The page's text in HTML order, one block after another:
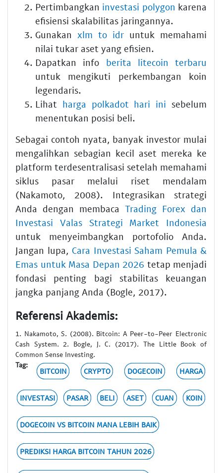
Pertimbangkan investasi polygon karena
efisiensi skalabilitas jaringannya.
Gunakan xlm to idr untuk memahami
nilai tukar aset yang efisien.
Dapatkan info berita litecoin terbaru
untuk mengikuti perkembangan koin
legendaris.
Lihat harga polkadot hari ini sebelum
menentukan posisi beli.
Sebagai contoh nyata, banyak investor mulai
mengalihkan sebagian kecil aset mereka ke
platform terdesentralisasi setelah memahami
siklus pasar melalui riset mendalam
(Nakamoto, 2008). Integrasikan strategi
Anda dengan membaca Trading Forex dan
Investasi Valas Strategi Market Indonesia
untuk menyeimbangkan portofolio Anda.
Jangan lupa, Cara Investasi Saham Pemula &
Emas untuk Masa Depan 2026 tetap menjadi
fondasi penting bagi stabilitas keuangan
jangka panjang Anda (Bogle, 2017).
Referensi Akademis:
1. Nakamoto, S. (2008). Bitcoin: A Peer-to-Peer Electronic
Cash System. 2. Bogle, J. C. (2017). The Little Book of
Common Sense Investing.
Tag:
BITCOIN CRYPTO DOGECOIN HARGA
INVESTASI PASAR BELI ASET CUAN KOIN
DOGECOIN VS BITCOIN MANA LEBIH BAIK
PREDIKSI HARGA BITCOIN TAHUN 2026